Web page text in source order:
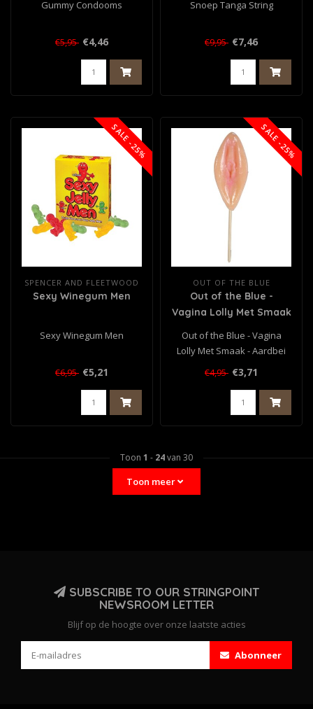
Gummy Condooms
€5,95 €4,46
Snoep Tanga String
€9,95 €7,46
SALE -25%
SPENCER AND FLEETWOOD
Sexy Winegum Men
Sexy Winegum Men
€6,95 €5,21
SALE -25%
OUT OF THE BLUE
Out of the Blue -
Vagina Lolly Met Smaak
Out of the Blue - Vagina
Lolly Met Smaak - Aardbei
€4,95 €3,71
Toon 1 - 24van 30
Toon meer
SUBSCRIBE TO OUR STRINGPOINT
NEWSROOM LETTER
Blijf op de hoogte over onze laatste acties
Abonneer